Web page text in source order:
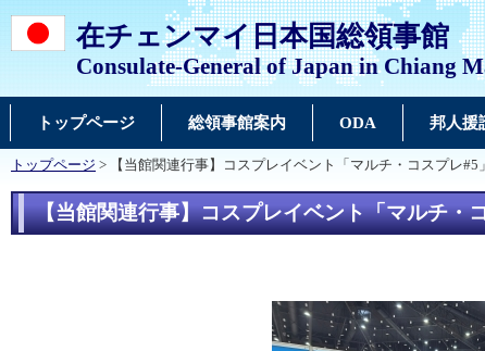
在チェンマイ日本国総領事館
Consulate-General of Japan in Chiang
トップページ 総領事館案内 ODA 邦人援
トップページ > 【当館関連行事】コスプレイベント「マルチ・コスプレ
【当館関連行事】コスプレイベント「マルチ・